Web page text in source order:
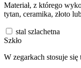
Materiał, z którego
tytan, ceramika, złoto
stal szlachetna
Szkło
W zegarkach stosuje się